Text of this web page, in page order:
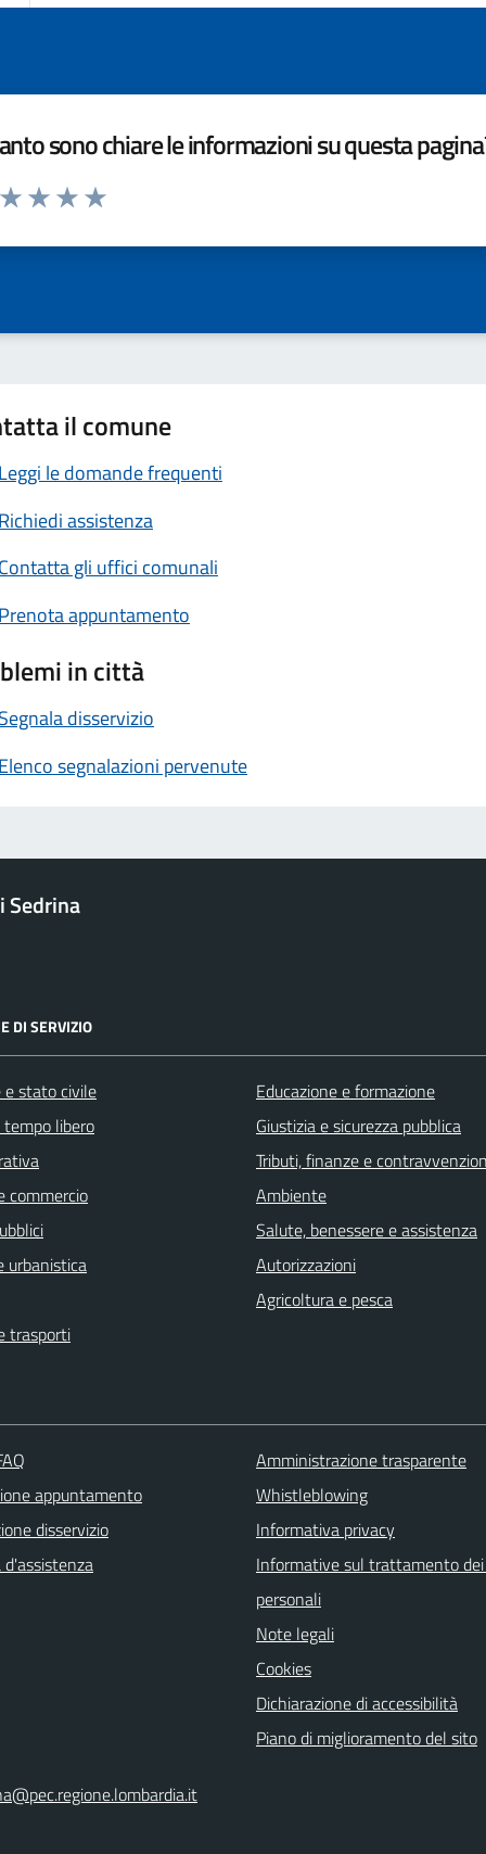
sono chiare le informazioni su questa
da 1 a 5 stelle la pagina
il comune
Leggi le domande frequenti
Richiedi assistenza
Contatta gli uffici comunali
Prenota appuntamento
in città
Segnala disservizio
Elenco segnalazioni pervenute
Sedrina
DI SERVIZIO
e stato civile
libero
commercio
urbanistica
trasporti
Educazione e formazione
Giustizia e sicurezza pubblica
Tributi, finanze e
Ambiente
Salute, benessere e assistenza
Autorizzazioni
Agricoltura e pesca
appuntamento
disservizio
d'assistenza
Amministrazione trasparente
Whistleblowing
Informativa privacy
Informative sul trattamento
personali
Note legali
Cookies
Dichiarazione di accessibilità
Piano di miglioramento del sito